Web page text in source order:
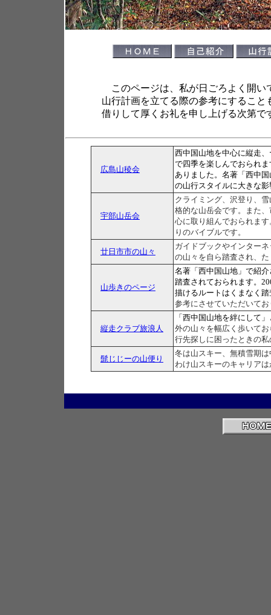
このページは、私が日ごろよく開い
山行計画を立てる際の参考にするこ
借りして厚くお礼を申し上げる次第で
広島山稜会
西中国山地を中心に縦走
で四季を楽しんでおられ
ありました。名著「西中
の山行スタイルに大きな
宇部山岳会
クライミング、沢登り、
格的な山岳会です。また
心に取り組んでおられま
りのバイブルです。
廿日市市の山々
ガイドブックやインター
の山々を自ら踏査され、
山歩きのページ
名著「西中国山地」で紹
踏査されておられます。
描けるルートはくまなく
参考にさせていただいて
縦走クラブ旅浪人
「西中国山地を絆にして
外の山々を幅広く歩いて
行先探しに困ったときの
髭じじーの山便り
冬は山スキー、無積雪期
わけ山スキーのキャリア